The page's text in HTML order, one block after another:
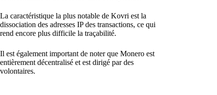
La caractéristique la plus notable de Kovri est la
dissociation des adresses IP des transactions, ce qui
rend encore plus difficile la traçabilité.
Il est également important de noter que Monero est
entièrement décentralisé et est dirigé par des
volontaires.